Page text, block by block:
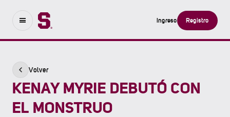
Ingreso Registro
Volver
KENAY MYRIE DEBUTÓ CON
EL MONSTRUO